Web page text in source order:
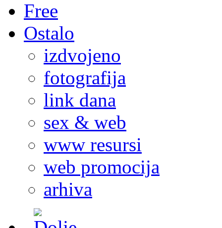
Free
Ostalo
izdvojeno
fotografija
link dana
sex & web
www resursi
web promocija
arhiva